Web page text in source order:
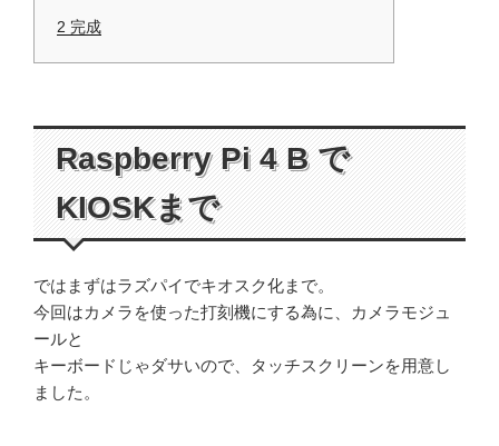
2 完成
Raspberry Pi 4 B で
KIOSKまで
ではまずはラズパイでキオスク化まで。
今回はカメラを使った打刻機にする為に、カメラモジュ
ールと
キーボードじゃダサいので、タッチスクリーンを用意し
ました。